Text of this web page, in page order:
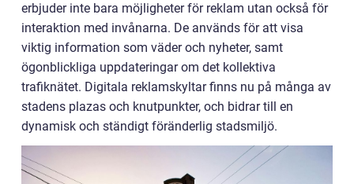
erbjuder inte bara möjligheter för reklam utan också för
interaktion med invånarna. De används för att visa
viktig information som väder och nyheter, samt
ögonblickliga uppdateringar om det kollektiva
trafiknätet. Digitala reklamskyltar finns nu på många av
stadens plazas och knutpunkter, och bidrar till en
dynamisk och ständigt föränderlig stadsmiljö.